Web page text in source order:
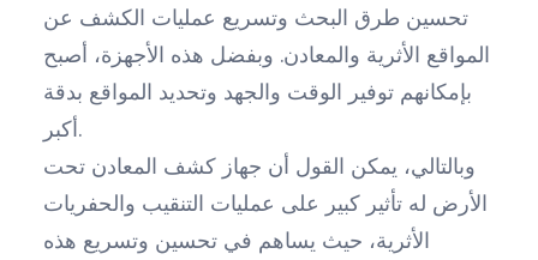
تحسين طرق البحث وتسريع عمليات الكشف عن
المواقع الأثرية والمعادن. وبفضل هذه الأجهزة، أصبح
بإمكانهم توفير الوقت والجهد وتحديد المواقع بدقة
أكبر.
وبالتالي، يمكن القول أن جهاز كشف المعادن تحت
الأرض له تأثير كبير على عمليات التنقيب والحفريات
الأثرية، حيث يساهم في تحسين وتسريع هذه